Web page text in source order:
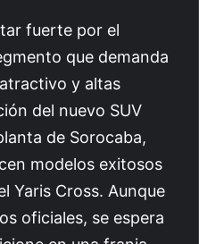
fuerte por el
que demanda
y altas
del nuevo SUV
de Sorocaba,
modelos exitosos
Yaris Cross. Aunque
oficiales, se espera